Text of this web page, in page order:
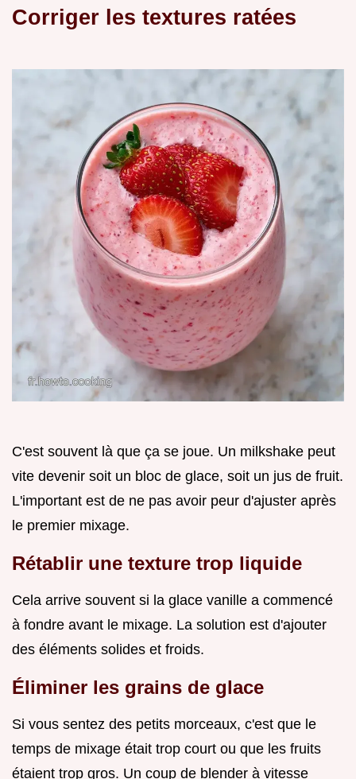
Corriger les textures ratées
C'est souvent là que ça se joue. Un milkshake peut
vite devenir soit un bloc de glace, soit un jus de fruit.
L'important est de ne pas avoir peur d'ajuster après
le premier mixage.
Rétablir une texture trop liquide
Cela arrive souvent si la glace vanille a commencé
à fondre avant le mixage. La solution est d'ajouter
des éléments solides et froids.
Éliminer les grains de glace
Si vous sentez des petits morceaux, c'est que le
temps de mixage était trop court ou que les fruits
étaient trop gros. Un coup de blender à vitesse